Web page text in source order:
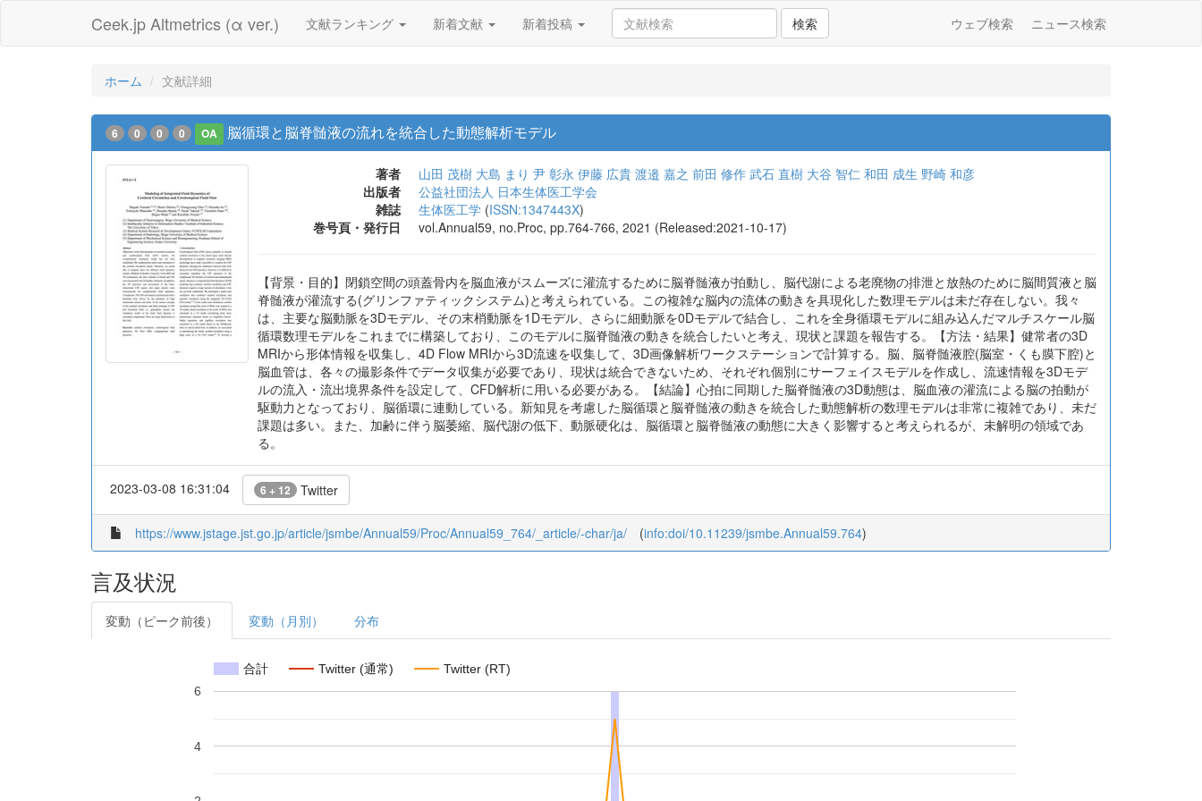
Ceek.jp Altmetrics (α ver.) 文献ランキング 新着文献 新着投稿 検索 ウェブ検索 ニュース検索
ホーム 文献詳細
6 0 0 0 OA 脳循環と脳脊髄液の流れを統合した動態解析モデル
著者 山田 茂樹 大島 まり 尹 彰永 伊藤 広貴 渡邉 嘉之 前田 修作 武石 直樹 大谷 智仁 和田 成生 野崎 和彦
出版者
公益社団法人 日本生体医工学会
雑誌
生体医工学 (ISSN:1347443X)
巻号頁・発行日
vol.Annual59, no.Proc, pp.764-766, 2021 (Released:2021-10-17)
【背景・目的】閉鎖空間の頭蓋骨内を脳血液がスムーズに灌流するために脳脊髄液が拍動し、脳代謝による老廃物の排泄と放熱のために脳間質液と脳
脊髄液が灌流する(グリンファティックシステム)と考えられている。この複雑な脳内の流体の動きを具現化した数理モデルは未だ存在しない。我々
は、主要な脳動脈を3Dモデル、その末梢動脈を1Dモデル、さらに細動脈を0Dモデルで結合し、これを全身循環モデルに組み込んだマルチスケール脳
循環数理モデルをこれまでに構築しており、このモデルに脳脊髄液の動きを統合したいと考え、現状と課題を報告する。【方法・結果】健常者の3D
MRIから形体情報を収集し、4D Flow MRIから3D流速を収集して、3D画像解析ワークステーションで計算する。脳、脳脊髄液腔(脳室・くも膜下腔)と
脳血管は、各々の撮影条件でデータ収集が必要であり、現状は統合できないため、それぞれ個別にサーフェイスモデルを作成し、流速情報を3Dモデ
ルの流入・流出境界条件を設定して、CFD解析に用いる必要がある。【結論】心拍に同期した脳脊髄液の3D動態は、脳血液の灌流による脳の拍動が
駆動力となっており、脳循環に連動している。新知見を考慮した脳循環と脳脊髄液の動きを統合した動態解析の数理モデルは非常に複雑であり、未だ
課題は多い。また、加齢に伴う脳萎縮、脳代謝の低下、動脈硬化は、脳循環と脳脊髄液の動態に大きく影響すると考えられるが、未解明の領域であ
る。
2023-03-08 16:31:04 6 + 12 Twitter
https://www.jstage.jst.go.jp/article/jsmbe/Annual59/Proc/Annual59_764/_article/-char/ja/ (info:doi/10.11239/jsmbe.Annual59.764)
言及状況
変動（ピーク前後） 変動（月別） 分布
合計 Twitter (通常) Twitter (RT)
4
6